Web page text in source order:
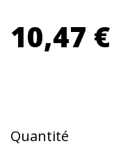
10,47 €
Quantité